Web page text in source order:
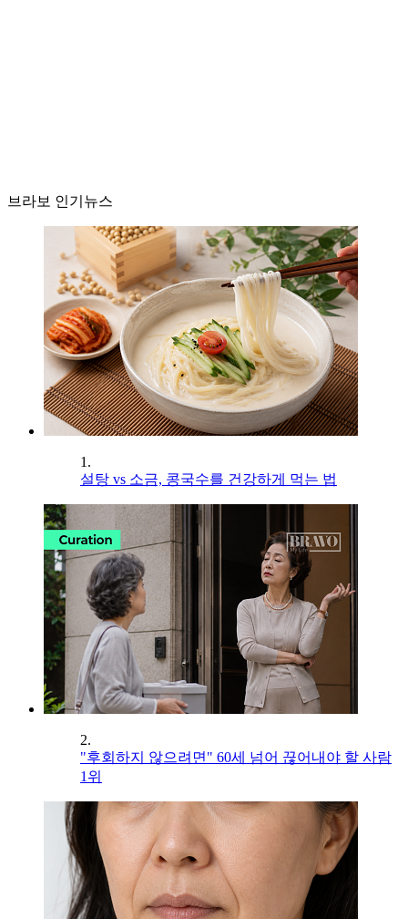
브라보 인기뉴스
1.
설탕 vs 소금, 콩국수를 건강하게 먹는 법
2.
"후회하지 않으려면" 60세 넘어 끊어내야 할 사람
1위